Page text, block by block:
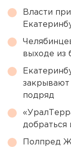
Власти
выходе из
закрывают
подряд
добраться
Полпред